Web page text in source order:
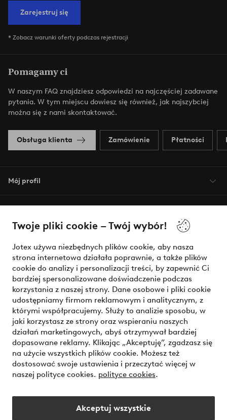
Twoje pliki cookie – Twój wybór!
Jotex używa niezbędnych plików cookie, aby nasza
strona internetowa działała poprawnie, a także plików
cookie do analizy i personalizacji treści, by zapewnić Ci
bardziej spersonalizowane doświadczenie podczas
korzystania z naszej strony. Dane osobowe i pliki cookie
udostępniamy firmom reklamowym i analitycznym, z
którymi współpracujemy. Służy to analizie sposobu, w
jaki korzystasz ze strony oraz wspieraniu naszych
działań marketingowych, abyś otrzymywał bardziej
dopasowane reklamy. Klikając „Akceptuję”, zgadzasz się
na użycie wszystkich plików cookie. Możesz też
dostosować swoje ustawienia i przeczytać więcej w
naszej polityce cookies. polityce cookies.
Akceptuj wszystkie
Zarejestruj się
* Zobacz warunki oferty podczas rejestracji
Pomagamy ci
W naszym FAQ znajdziesz odpowiedzi na najczęściej zadawane
pytania. W tym miejscu dowiesz się również, jak najszybciej
można się z nami skontaktować.
Obsługa klienta Zamówienie Płatności
Mój profil
Warunki
Bezpieczne płatności - zapłać teraz lub podziel się
Chcesz dowiedzieć się więcej o naszych opcjach płatności